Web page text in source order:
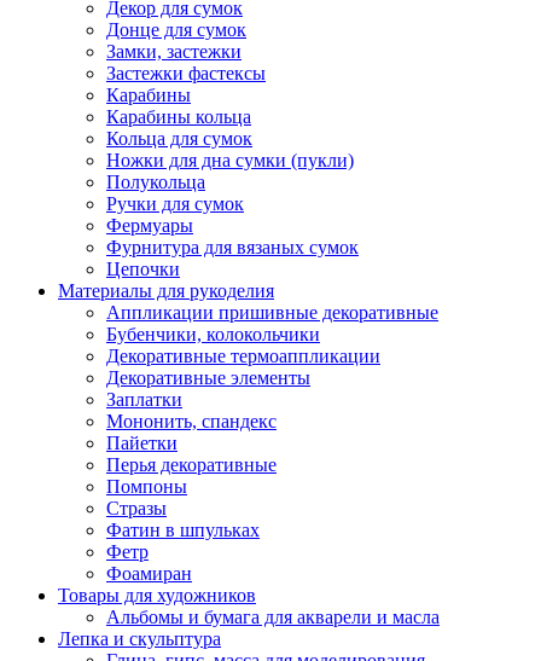
Декор для сумок
Донце для сумок
Замки, застежки
Застежки фастексы
Карабины
Карабины кольца
Кольца для сумок
Ножки для дна сумки (пукли)
Полукольца
Ручки для сумок
Фермуары
Фурнитура для вязаных сумок
Цепочки
Материалы для рукоделия
Аппликации пришивные декоративные
Бубенчики, колокольчики
Декоративные термоаппликации
Декоративные элементы
Заплатки
Мононить, спандекс
Пайетки
Перья декоративные
Помпоны
Стразы
Фатин в шпульках
Фетр
Фоамиран
Товары для художников
Альбомы и бумага для акварели и масла
Лепка и скульптура